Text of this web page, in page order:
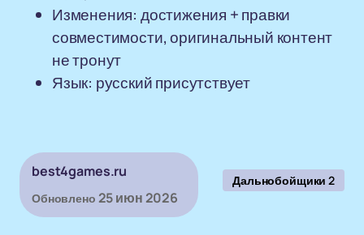
Изменения: достижения + правки
совместимости, оригинальный контент
не тронут
Язык: русский присутствует
best4games.ru
Обновлено 25 июн 2026
Дальнобойщики 2